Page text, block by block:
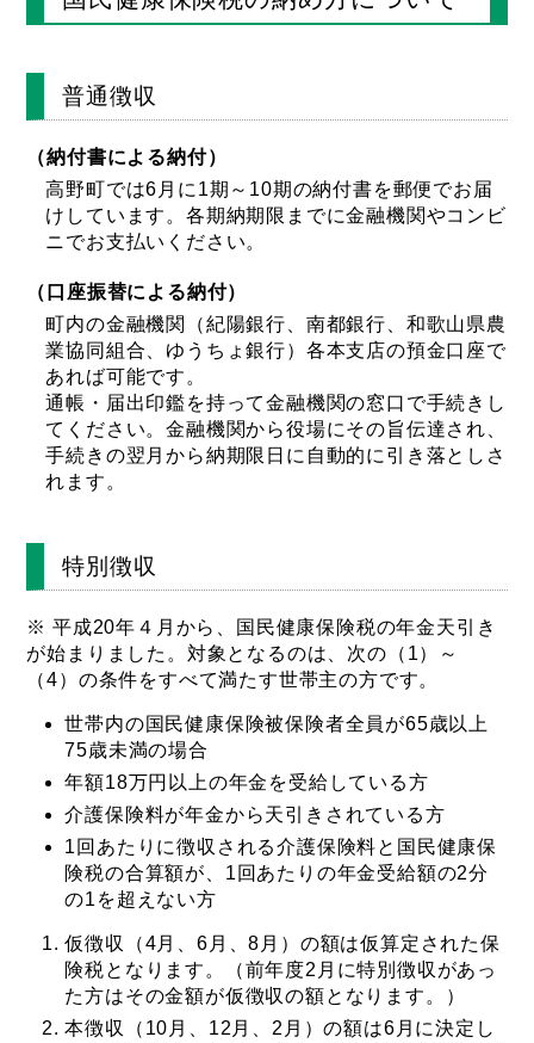
普通徴収
（納付書による納付）
高野町では6月に1期～10期の納付書を郵便でお届
けしています。各期納期限までに金融機関やコンビ
ニでお支払いください。
（口座振替による納付）
町内の金融機関（紀陽銀行、南都銀行、和歌山県農
業協同組合、ゆうちょ銀行）各本支店の預金口座で
あれば可能です。
通帳・届出印鑑を持って金融機関の窓口で手続きし
てください。金融機関から役場にその旨伝達され、
手続きの翌月から納期限日に自動的に引き落としさ
れます。
特別徴収
※ 平成20年４月から、国民健康保険税の年金天引き
が始まりました。対象となるのは、次の（1）～
（4）の条件をすべて満たす世帯主の方です。
世帯内の国民健康保険被保険者全員が65歳以上
75歳未満の場合
年額18万円以上の年金を受給している方
介護保険料が年金から天引きされている方
1回あたりに徴収される介護保険料と国民健康保
険税の合算額が、1回あたりの年金受給額の2分
の1を超えない方
仮徴収（4月、6月、8月）の額は仮算定された保
険税となります。（前年度2月に特別徴収があっ
た方はその金額が仮徴収の額となります。）
本徴収（10月、12月、2月）の額は6月に決定し